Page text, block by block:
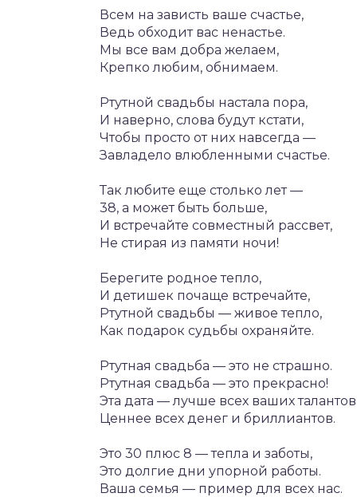
Всем на зависть ваше счастье,
Ведь обходит вас ненастье.
Мы все вам добра желаем,
Крепко любим, обнимаем.
Ртутной свадьбы настала пора,
И наверно, слова будут кстати,
Чтобы просто от них навсегда —
Завладело влюбленными счастье.
Так любите еще столько лет —
38, а может быть больше,
И встречайте совместный рассвет,
Не стирая из памяти ночи!
Берегите родное тепло,
И детишек почаще встречайте,
Ртутной свадьбы — живое тепло,
Как подарок судьбы охраняйте.
Ртутная свадьба — это не страшно.
Ртутная свадьба — это прекрасно!
Эта дата — лучше всех ваших
Ценнее всех денег и бриллиантов.
Это 30 плюс 8 — тепла и заботы,
Это долгие дни упорной работы.
Ваша семья — пример для всех нас.